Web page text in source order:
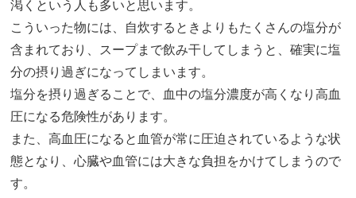
渇くという人も多いと思います。
こういった物には、自炊するときよりもたくさんの塩分が
含まれており、スープまで飲み干してしまうと、確実に塩
分の摂り過ぎになってしまいます。
塩分を摂り過ぎることで、血中の塩分濃度が高くなり高血
圧になる危険性があります。
また、高血圧になると血管が常に圧迫されているような状
態となり、心臓や血管には大きな負担をかけてしまうので
す。